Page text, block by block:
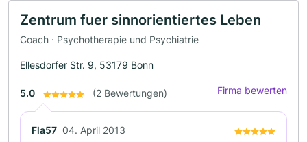
Zentrum fuer sinnorientiertes Leben
Coach · Psychotherapie und Psychiatrie
Ellesdorfer Str. 9, 53179 Bonn
5.0 (2 Bewertungen) Firma bewerten
Fla57 04. April 2013